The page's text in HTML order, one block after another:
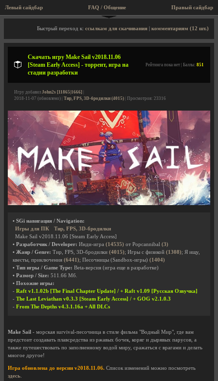
Левый сайдбар Правый сайдбар
FAQ / Общение
Описание игры, торрент, скриншоты, видео
Быстрый переход к: ссылкам для скачивания комментариям (12 шт.)
Скачать игру Make Sail v2018.11.06
[Steam Early Access] - торрент, игра на
стадии разработки
Рейтинга пока нет | Баллы: 851
Игру добавил John2s [11865|1666]
2018-11-07 (обновлено) | Тир, FPS, 3D-бродилки (4015) | Просмотров: 23316
• SGi навигация / Navigation:
Игры для ПК
Тир, FPS, 3D-бродилки
Make Sail v2018.11.06 [Steam Early Access]
• Разработчик / Developer: Инди-игра (14535) от Popcannibal (3)
• Жанр / Genre: Тир, FPS, 3D-бродилки (4015); Игры с физикой (1308); Я ищу,
квесты, приключения (6441); Песочницы (Sandbox-игры) (1404)
• Тип игры / Game Type: Beta-версия (игра еще в разработке)
• Размер / Size: 511.66 Мб.
• Похожие игры:
- Raft v1.1.02b [The Final Chapter Update] / + Raft v1.09 [Русская Озвучка]
- The Last Leviathan v0.3.3 [Steam Early Access] / + GOG v2.1.0.3
- From The Depths v4.3.1.16a + All DLCs
Make Sail - морская survival-песочница в стиле фильма "Водный Мир", где вам
предстоит создавать плавсредства из ржавых бочек, коряг и дырявых парусов, а
также путешествовать по заполненному водой миру, сражаться с врагами и делать
многое другое!
Игра обновлена до версии v2018.11.06. Список изменений можно посмотреть
здесь.